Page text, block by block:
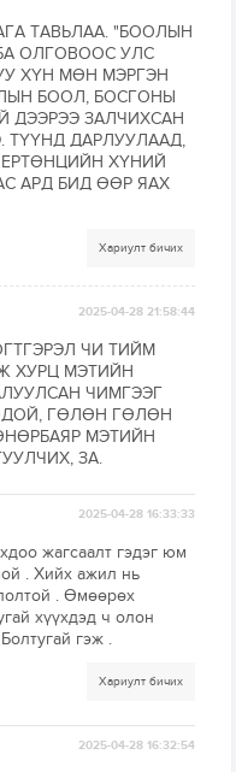
ТАВЬЛАА. "БООЛЫН
ОЛГОВООС УЛС
ХҮН МӨН МЭРГЭН
БООЛ, БОСГОНЫ
ДЭЭРЭЭ ЗАЛЧИХСАН
ТҮҮНД ДАРЛУУЛААД,
ХҮНИЙ
АРД БИД ӨӨР ЯАХ
Хариулт бичих
2025-04-28 21:58:44
ЧИ ТИЙМ
ХУРЦ МЭТИЙН
ЧИМГЭЭГ
ГӨЛӨН ГӨЛӨН
МЭТИЙН
ЗА.
2025-04-28 16:33:33
жагсаалт гэдэг юм
. Хийх ажил нь
. Өмөөрөх
хүүхдэд ч олон
гэж .
Хариулт бичих
2025-04-28 16:32:54